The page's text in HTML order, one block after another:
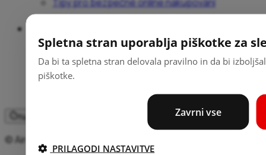
Nápověda a průvodce
Pobočky
Poplatky
Nastavení souborů cookie
© Aircash d.o.o 2026. Všechna práva vyhrazena.
Spletna stran uporablja piškotke za
Da bi ta spletna stran delovala pravilno in da bi
piškotke.
Zavrni vse
PRILAGODI NASTAVITVE